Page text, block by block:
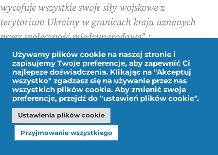
wycofuje wszystkie swoje siły wojskowe z
terytorium Ukrainy w granicach kraju uznanych
przez społeczność międzynarodową".".
Głosowanie było zgodne z poprzednimi
rezolucjami ONZ, przy 141 głosach za, 32
wstrzymujących się i 7 przeciw (Rosja, Białoruś,
Syria, Korea Północna, Mali, Nikaragua i Erytrea).
Konflikt na Ukrainie doprowadził do ponownego
otwarcia debaty na temat stosowania weta, ale w
świetle krótko opisanej tutaj sytuacji i biorąc pod
uwagę, że krótkoterminowa reforma Karty jest
Używamy plików cookie na naszej stronie i
zapisujemy Twoje preferencje, aby zapewnić Ci
najlepsze doświadczenia. Klikając na "Akceptuj
wszystko" zgadzasz się na używanie przez nas
wszystkich plików cookie. Aby zmienić swoje
preferencje, przejdź do "ustawień plików cookie".
Ustawienia plików cookie
Przyjmowanie wszystkiego